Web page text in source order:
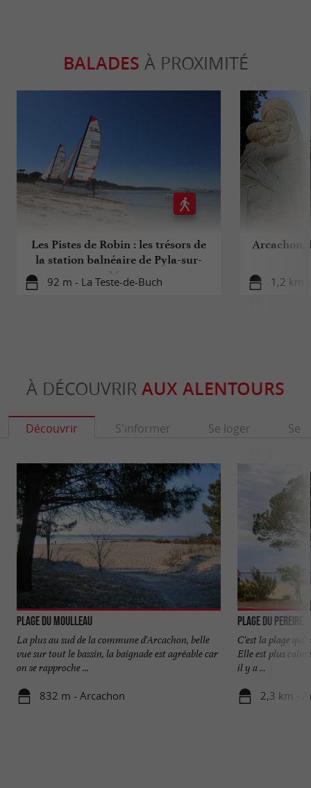
BALADES À PROXIMITÉ
Les Pistes de Robin : les trésors de
la station balnéaire de Pyla-sur-
Mer
92 m - La Teste-de-Buch
Arcachon,
1,2 km
À DÉCOUVRIR AUX ALENTOURS
Découvrir S'informer Se loger Se
Plage du Moulleau
La plus au sud de la commune d'Arcachon, belle
vue sur tout le bassin, la baignade est agréable car
on se rapproche ...
832 m - Arcachon
Plage du Pereire
C'est la plage qui
Elle est plus
il y a ...
2,3 km -